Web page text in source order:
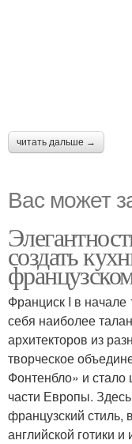
читать дальше →
Вас может
создать
Франциск I в начале
себя наиболее
архитекторов из
творческое
Фонтенбло» и стало
части Европы.
французский стиль,
английской готики